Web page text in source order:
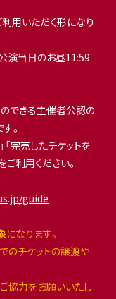
利用いただく形になり
演当日のお昼11:59
できる主催者公認の
。
「完売したチケットを
ご利用ください。
guide
になります。
のチケットの譲渡や
協力をお願いいたし